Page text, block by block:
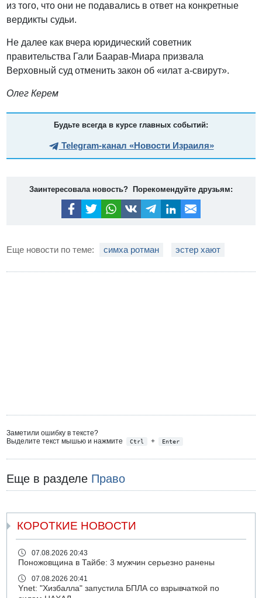
из того, что они не подавались в ответ на конкретные
вердикты судьи.
Не далее как вчера юридический советник
правительства Гали Баарав-Миара призвала
Верховный суд отменить закон об «илат а-свирут».
Олег Керем
Будьте всегда в курсе главных событий:
Telegram-канал «Новости Израиля»
Заинтересовала новость? Порекомендуйте друзьям:
Еще новости по теме: симха ротман эстер хают
Заметили ошибку в тексте?
Выделите текст мышью и нажмите
Ctrl + Enter
Еще в разделе Право
КОРОТКИЕ НОВОСТИ
07.08.2026 20:43
Поножовщина в Тайбе: 3 мужчин серьезно ранены
07.08.2026 20:41
Ynet: "Хизбалла" запустила БПЛА со взрывчаткой по